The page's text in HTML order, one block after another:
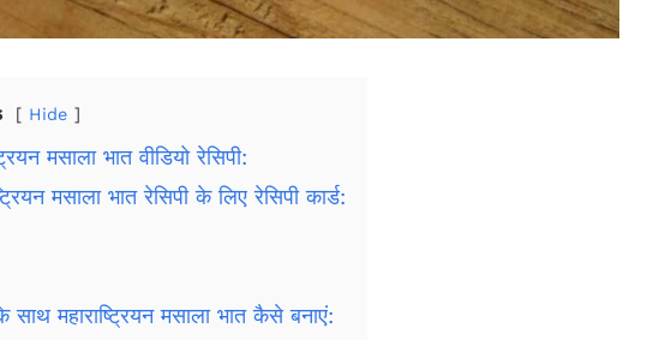
Hide
मसाला भात वीडियो रेसिपी:
मसाला भात रेसिपी के लिए रेसिपी कार्ड:
साथ महाराष्ट्रियन मसाला भात कैसे बनाएं: